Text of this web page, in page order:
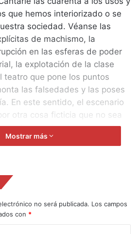
que hemos interiorizado o se
sociedad. Véanse las
de machismo, la
en las esferas de poder
la explotación de la clase
teatro que pone los puntos
las falsedades y las poses
En este sentido, el escenario
otra cosa ficticia que no sea
las apariencias, como el
¿por qué no la niña?,
el teatro popular y político
teatro es político, pero en
injusticias se hace
Mostrar más
no será publicada. Los campos
con *